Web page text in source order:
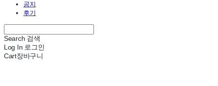
공지
후기
Search 검색
Log In 로그인
Cart장바구니